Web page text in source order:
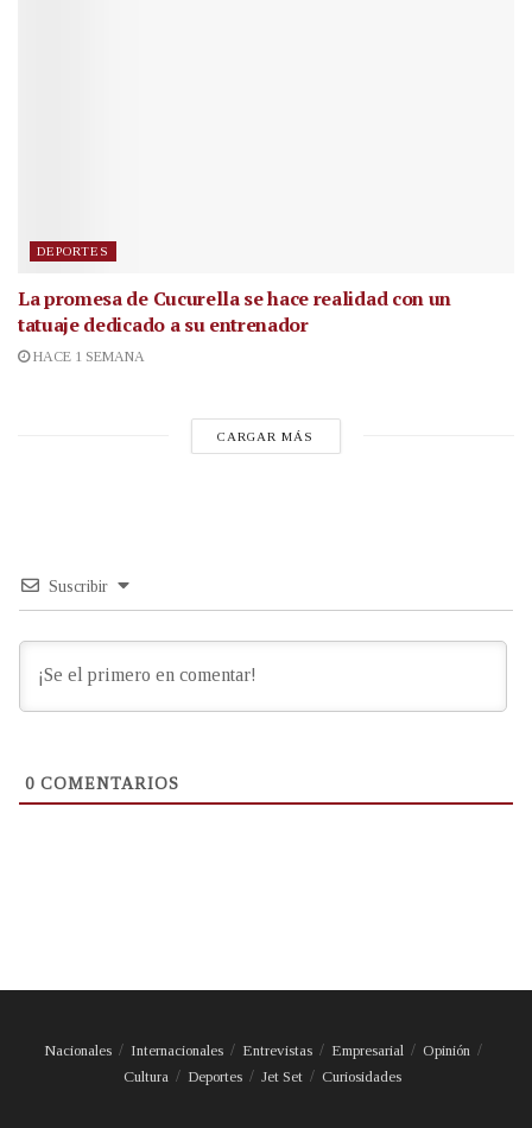
DEPORTES
La promesa de Cucurella se hace realidad con un
tatuaje dedicado a su entrenador
HACE 1 SEMANA
CARGAR MÁS
Suscribir
0 COMENTARIOS
Nacionales Internacionales Entrevistas Empresarial
Opinión
Cultura
Deportes Jet Set Curiosidades